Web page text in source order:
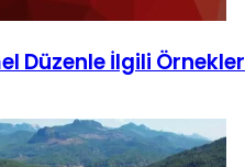
Düzenle İlgili Örnekler